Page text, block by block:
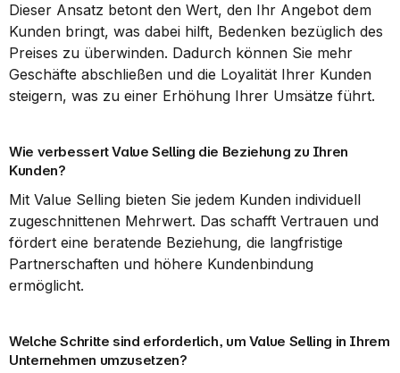
Dieser Ansatz betont den Wert, den Ihr Angebot dem
Kunden bringt, was dabei hilft, Bedenken bezüglich des
Preises zu überwinden. Dadurch können Sie mehr
Geschäfte abschließen und die Loyalität Ihrer Kunden
steigern, was zu einer Erhöhung Ihrer Umsätze führt.
Wie verbessert Value Selling die Beziehung zu Ihren
Kunden?
Mit Value Selling bieten Sie jedem Kunden individuell
zugeschnittenen Mehrwert. Das schafft Vertrauen und
fördert eine beratende Beziehung, die langfristige
Partnerschaften und höhere Kundenbindung
ermöglicht.
Welche Schritte sind erforderlich, um Value Selling in Ihrem
Unternehmen umzusetzen?